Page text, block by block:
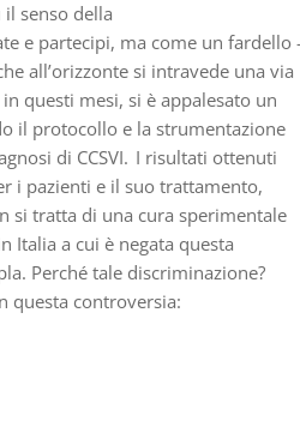
senso della
e partecipi, ma come un fardello
all’orizzonte si intravede una via
questi mesi, si è appalesato un
il protocollo e la strumentazione
di CCSVI. I risultati ottenuti
i pazienti e il suo trattamento,
si tratta di una cura sperimentale
Italia a cui è negata questa
Perché tale discriminazione?
questa controversia: